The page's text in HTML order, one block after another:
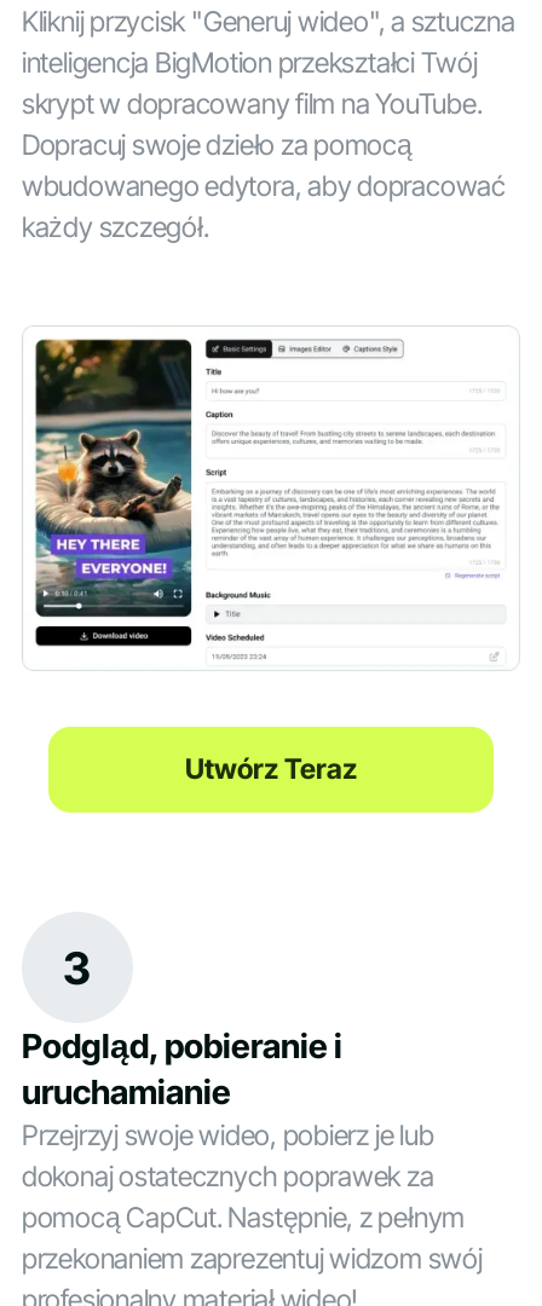
Kliknij przycisk "Generuj wideo", a sztuczna
inteligencja BigMotion przekształci Twój
skrypt w dopracowany film na YouTube.
Dopracuj swoje dzieło za pomocą
wbudowanego edytora, aby dopracować
każdy szczegół.
Utwórz Teraz
3
Podgląd, pobieranie i
uruchamianie
Przejrzyj swoje wideo, pobierz je lub
dokonaj ostatecznych poprawek za
pomocą CapCut. Następnie, z pełnym
przekonaniem zaprezentuj widzom swój